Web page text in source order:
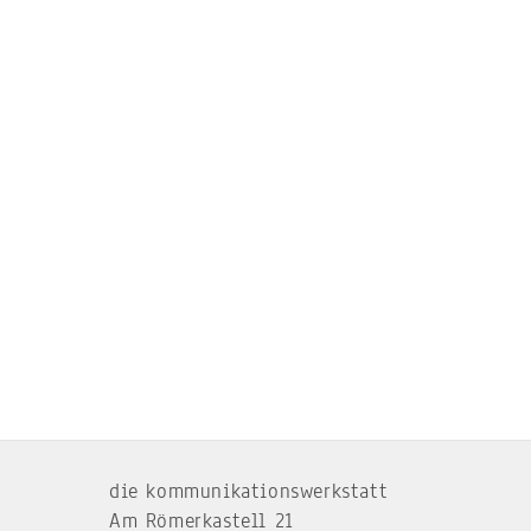
To
Top
die kommunikationswerkstatt
Am Römerkastell 21